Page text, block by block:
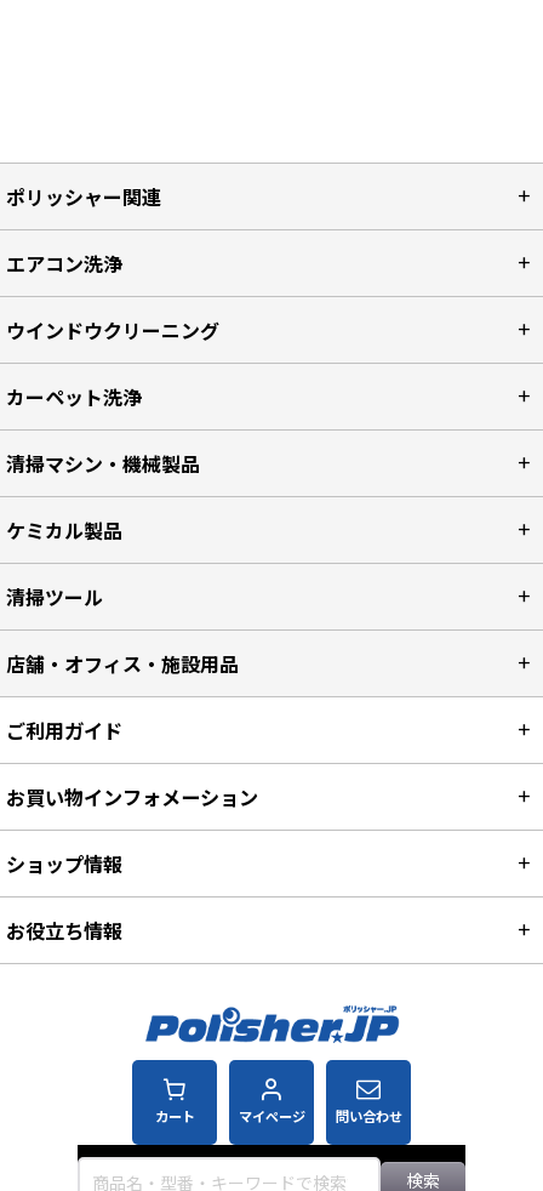
ポリッシャー関連
エアコン洗浄
ウインドウクリーニング
カーペット洗浄
清掃マシン・機械製品
ケミカル製品
清掃ツール
店舗・オフィス・施設用品
カート マイページ 問い合わせ
検索
ご利用ガイド
お買い物インフォメーション
ショップ情報
お役立ち情報